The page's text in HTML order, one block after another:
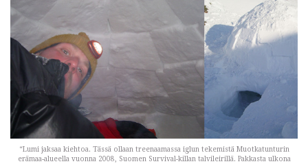
“Lumi jaksaa kiehtoa. Tässä ollaan treenaamassa iglun tekemistä Muotkatunturin
erämaa-alueella vuonna 2008, Suomen Survival-killan talvileirillä. Pakkasta ulkona